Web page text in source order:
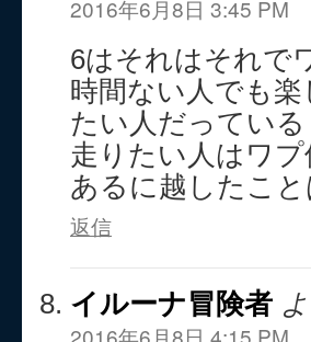
2016年6月8日 3:45 PM
6はそれはそれで
時間ない人でも
たい人だっている
走りたい人はワ
あるに越したこ
返信
イルーナ冒険者
2016年6月8日 4:15 PM